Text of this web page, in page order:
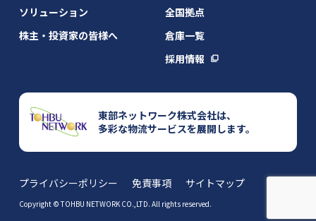
ソリューション
株主・投資家の皆様へ
全国拠点
倉庫一覧
採用情報
東部ネットワーク株式会社は、
多彩な物流サービスを展開します。
プライバシーポリシー 免責事項 サイトマップ
Copyright © TOHBU NETWORK CO.,LTD. All rights reserved.